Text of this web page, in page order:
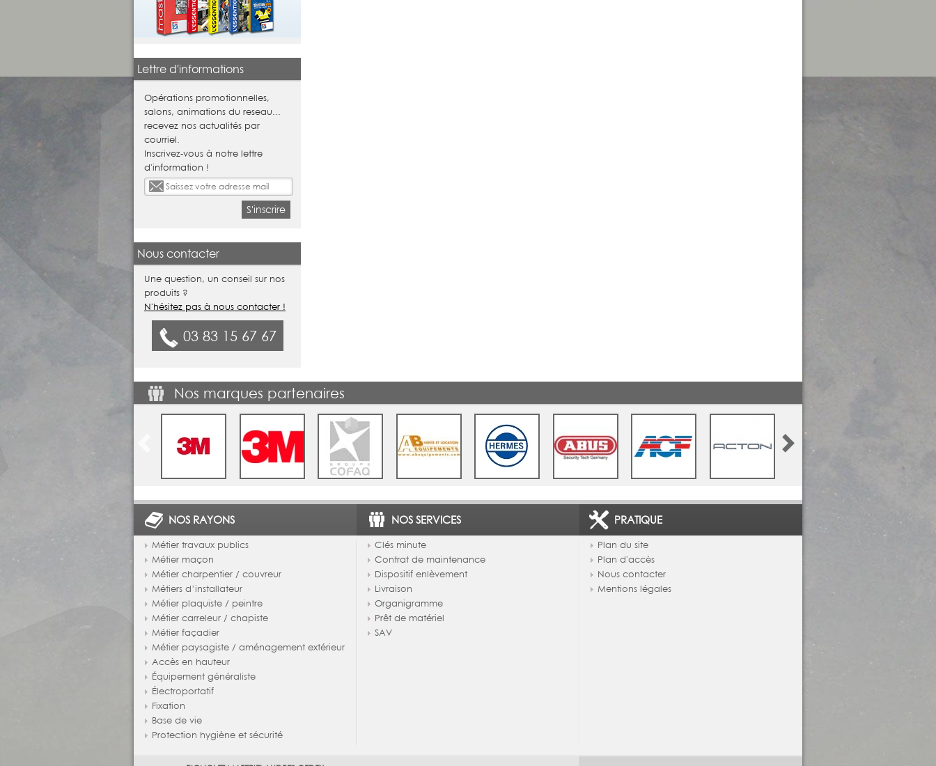
Lettre d'informations
Opérations promotionnelles,
salons, animations du reseau...
recevez nos actualités par
courriel.
Inscrivez-vous à notre lettre
d'information !
S'inscrire
Nous contacter
Une question, un conseil sur nos
produits ?
N'hésitez pas à nous contacter !
03 83 15 67 67
Nos marques partenaires
NOS RAYONS
Métier travaux publics
Métier maçon
Métier charpentier / couvreur
Métiers d’installateur
Métier plaquiste / peintre
Métier carreleur / chapiste
Métier façadier
Métier paysagiste / aménagement extérieur
Accès en hauteur
Équipement généraliste
Électroportatif
Fixation
Base de vie
Protection hygiène et sécurité
NOS SERVICES
Clés minute
Contrat de maintenance
Dispositif enlèvement
Livraison
Organigramme
Prêt de matériel
SAV
PRATIQUE
Plan du site
Plan d'accès
Nous contacter
Mentions légales